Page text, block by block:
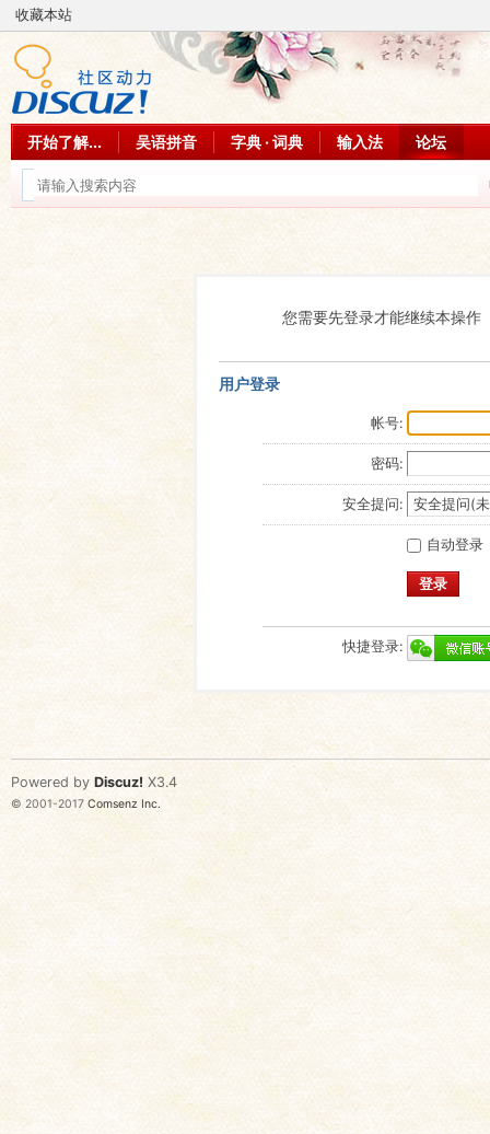
收藏本站
开始了解... 吴语拼音 字典 · 词典 输入法 论坛
您需要先登录才能继续本操作
用户登录
帐号:
密码:
安全提问:
自动登录
登录
快捷登录:
Powered by Discuz! X3.4
© 2001-2017 Comsenz Inc.